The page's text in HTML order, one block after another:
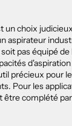
un choix
aspirateur
pas équipé
précieux pour
Pour les
être complété